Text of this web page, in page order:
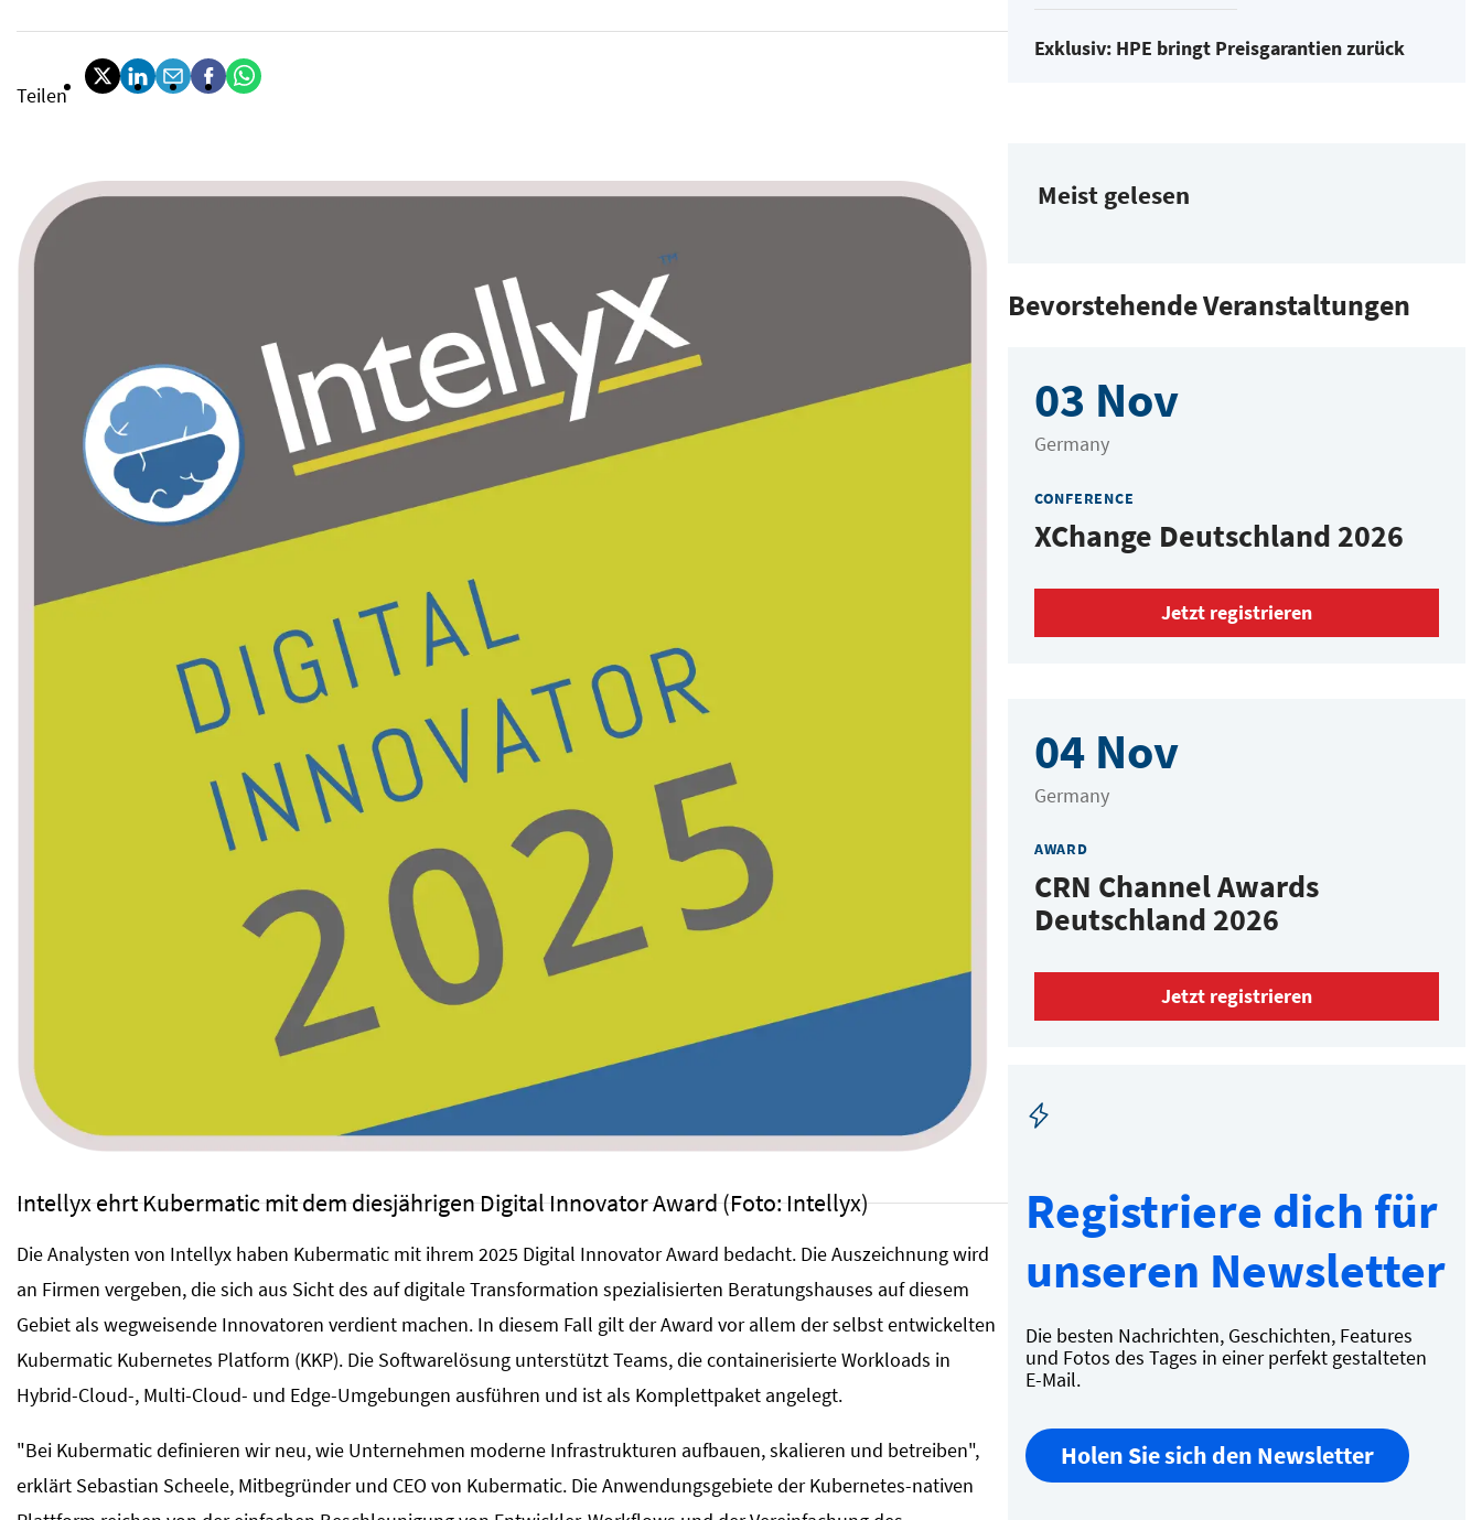
Teilen
Intellyx ehrt Kubermatic mit dem diesjährigen Digital Innovator Award (Foto: Intellyx)
Die Analysten von Intellyx haben Kubermatic mit ihrem 2025 Digital Innovator Award bedacht. Die Auszeichnung wird
an Firmen vergeben, die sich aus Sicht des auf digitale Transformation spezialisierten Beratungshauses auf diesem
Gebiet als wegweisende Innovatoren verdient machen. In diesem Fall gilt der Award vor allem der selbst entwickelten
Kubermatic Kubernetes Platform (KKP). Die Softwarelösung unterstützt Teams, die containerisierte Workloads in
Hybrid-Cloud-, Multi-Cloud- und Edge-Umgebungen ausführen und ist als Komplettpaket angelegt.
"Bei Kubermatic definieren wir neu, wie Unternehmen moderne Infrastrukturen aufbauen, skalieren und betreiben",
erklärt Sebastian Scheele, Mitbegründer und CEO von Kubermatic. Die Anwendungsgebiete der Kubernetes-nativen
Exklusiv: HPE bringt Preisgarantien zurück
Meist gelesen
Bevorstehende Veranstaltungen
03 Nov
Germany
CONFERENCE
XChange Deutschland 2026
Jetzt registrieren
04 Nov
Germany
AWARD
CRN Channel Awards
Deutschland 2026
Jetzt registrieren
Registriere dich für
unseren Newsletter
Die besten Nachrichten, Geschichten, Features
und Fotos des Tages in einer perfekt gestalteten
E-Mail.
Holen Sie sich den Newsletter